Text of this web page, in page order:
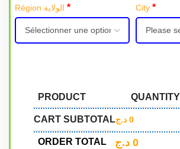
Région الولاية* City *
PRODUCT QUANTITY
CART SUBTOTAL 0 د.ج
ORDER TOTAL 0 د.ج